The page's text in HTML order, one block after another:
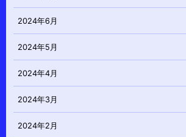
2024年6月
2024年5月
2024年4月
2024年3月
2024年2月